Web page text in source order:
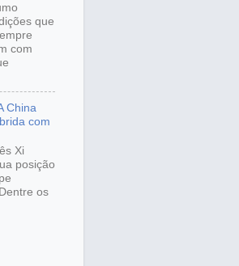
que
com
China
com
Xi
posição
os